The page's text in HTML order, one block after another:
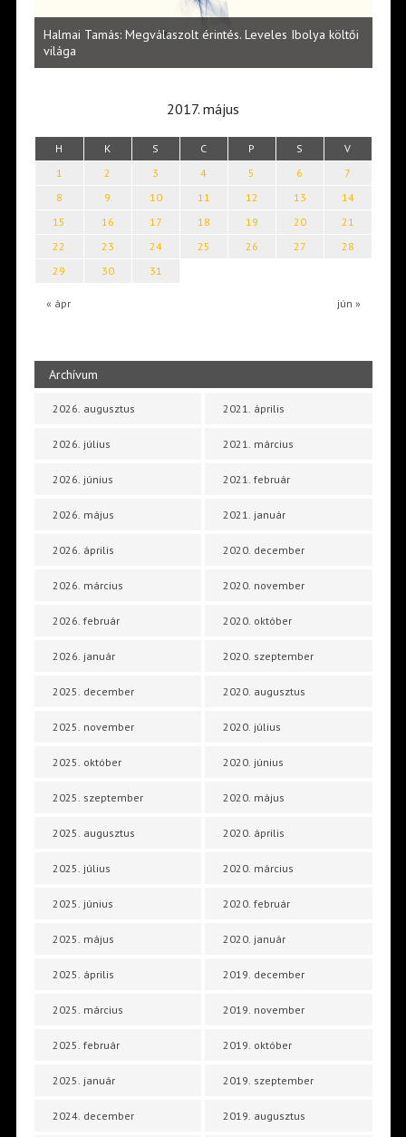
Halmai Tamás: Megválaszolt érintés. Leveles Ibolya költői
világa
2017. május
H K S C P S V
« ápr jún »
1 2 3 4 5 6
7
8
9 10 11 12 13
14
15
16 17 18 19 20
21
22
23 24 25 26 27
28
29
30 31
Archívum
2026. augusztus
2026. július
2026. június
2026. május
2026. április
2026. március
2026. február
2026. január
2025. december
2025. november
2025. október
2025. szeptember
2025. augusztus
2025. július
2025. június
2025. május
2025. április
2025. március
2025. február
2025. január
2024. december
2021. április
2021. március
2021. február
2021. január
2020. december
2020. november
2020. október
2020. szeptember
2020. augusztus
2020. július
2020. június
2020. május
2020. április
2020. március
2020. február
2020. január
2019. december
2019. november
2019. október
2019. szeptember
2019. augusztus